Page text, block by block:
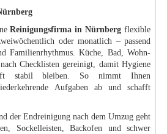
Reinigungsfirma in Nürnberg flexible
oder monatlich – passend
Familienrhythmus. Küche, Bad, Wohn-
Checklisten gereinigt, damit Hygiene
stabil bleiben. So nimmt Ihnen
Aufgaben ab und schafft
der Endreinigung nach dem Umzug geht
Sockelleisten, Backofen und schwer